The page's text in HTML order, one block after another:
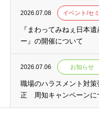
2026.07.08 イベント/セ
『まわってみねぇ日本
ー』の開催について
2026.07.06 お知らせ
職場のハラスメント対
正 周知キャンペーンに